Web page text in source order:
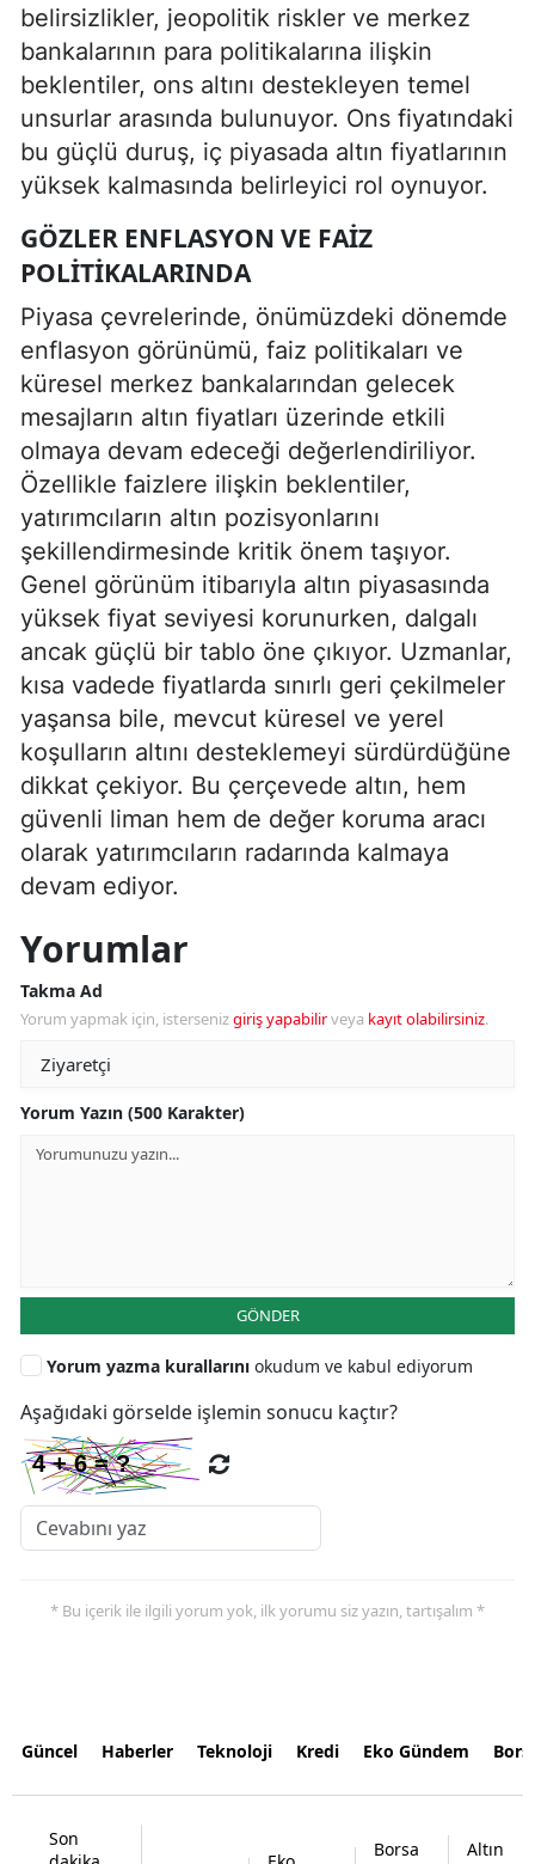
belirsizlikler, jeopolitik riskler ve merkez
bankalarının para politikalarına ilişkin
beklentiler, ons altını destekleyen temel
unsurlar arasında bulunuyor. Ons fiyatındaki
bu güçlü duruş, iç piyasada altın fiyatlarının
yüksek kalmasında belirleyici rol oynuyor.
GÖZLER ENFLASYON VE FAIZ
POLITIKALARINDA
Piyasa çevrelerinde, önümüzdeki dönemde
enflasyon görünümü, faiz politikaları ve
küresel merkez bankalarından gelecek
mesajların altın fiyatları üzerinde etkili
olmaya devam edeceği değerlendiriliyor.
Özellikle faizlere ilişkin beklentiler,
yatırımcıların altın pozisyonlarını
şekillendirmesinde kritik önem taşıyor.
Genel görünüm itibarıyla altın piyasasında
yüksek fiyat seviyesi korunurken, dalgalı
ancak güçlü bir tablo öne çıkıyor. Uzmanlar,
kısa vadede fiyatlarda sınırlı geri çekilmeler
yaşansa bile, mevcut küresel ve yerel
koşulların altını desteklemeyi sürdürdüğüne
dikkat çekiyor. Bu çerçevede altın, hem
güvenli liman hem de değer koruma aracı
olarak yatırımcıların radarında kalmaya
devam ediyor.
Yorumlar
Takma Ad
Yorum yapmak için, istersenizgiriş yapabilirveya kayıt olabilirsiniz.
Yorum Yazın (500 Karakter)
GÖNDER
Yorum yazma kurallarını okudum ve kabul ediyorum
Aşağıdaki görselde işlemin sonucu kaçtır?
* Bu içerik ile ilgili yorum yok, ilk yorumu siz yazın, tartışalım *
Güncel Haberler Teknoloji Kredi Eko Gündem
Son
Borsa
Altın